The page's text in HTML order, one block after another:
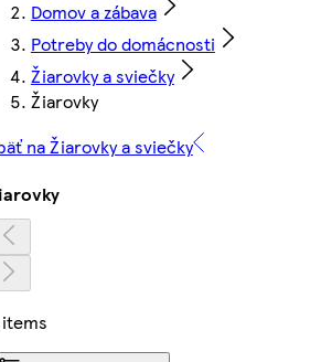
Domov a zábava
Potreby do domácnosti
Žiarovky a sviečky
Žiarovky
na Žiarovky a sviečky